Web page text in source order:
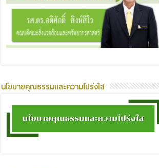
นโยบายคุณธรรมและความโปร่งใส